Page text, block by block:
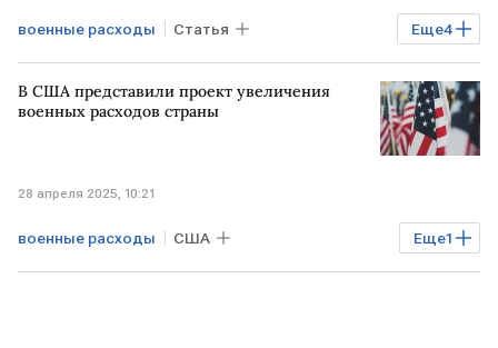
Еще4
военные расходы Статья
Мировая экономика США
Дональд Трамп оборона
В США представили проект увеличения
военных расходов страны
28 апреля 2025, 10:21
Еще1
военные расходы США
расходы на оборону